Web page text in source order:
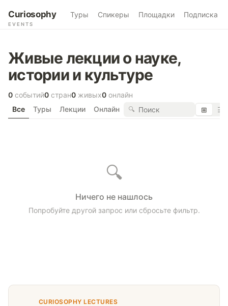
Curiosophy
EVENTS
Туры Спикеры Площадки Подписка
Живые лекции о науке,
истории и культуре
0 событий0 стран0 живых0 онлайн
Все
Туры Лекции Онлайн 🔍 ⊞ ☰
🔍
Ничего не нашлось
Попробуйте другой запрос или сбросьте фильтр.
CURIOSOPHY LECTURES